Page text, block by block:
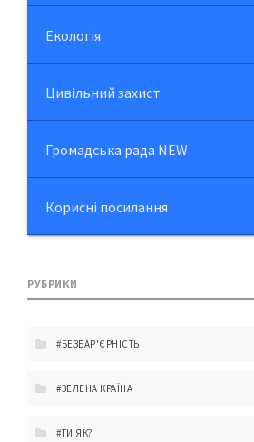
Екологія
Цивільний захист
Громадська рада NEW
Корисні посилання
РУБРИКИ
#БЕЗБАР'ЄРНІСТЬ
#ЗЕЛЕНА КРАЇНА
#ТИ ЯК?